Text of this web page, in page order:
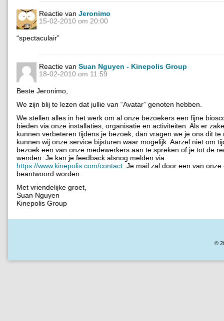
Reactie van Jeronimo
15-02-2010 om 20:00
“spectaculair”
Reactie van Suan Nguyen - Kinepolis Group
18-02-2010 om 11:59
Beste Jeronimo,
We zijn blij te lezen dat jullie van “Avatar” genoten hebben.
We stellen alles in het werk om al onze bezoekers een fijne
bieden via onze installaties, organisatie en activiteiten. Als er
kunnen verbeteren tijdens je bezoek, dan vragen we je ons dit te
kunnen wij onze service bijsturen waar mogelijk. Aarzel niet om
bezoek een van onze medewerkers aan te spreken of je tot de
wenden. Je kan je feedback alsnog melden via
https://www.kinepolis.com/contact. Je mail zal door een van onze
beantwoord worden.
Met vriendelijke groet,
Suan Nguyen
Kinepolis Group
©